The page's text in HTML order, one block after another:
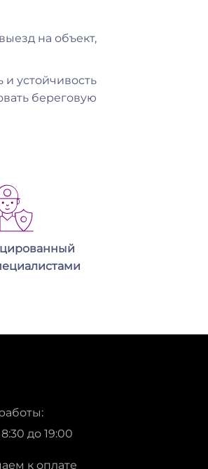
на объект,
и устойчивость
береговую
до 19:00
к оплате